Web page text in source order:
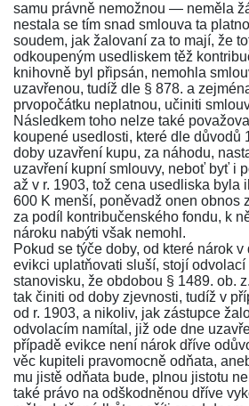
samu právně nemožnou — neměla
nestala se tím snad smlouva ta
soudem, jak žalovaní za to mají, že
odkoupeným usedliskem těž
knihovně byl připsán, nemohla
uzavřenou, tudíž dle § 878. a
prvopočátku neplatnou, učiniti
Následkem toho nelze také
koupené usedlosti, které dle důvodů
doby uzavření kupu, za náhodu,
uzavření kupní smlouvy, neboť byť i
až v r. 1903, tož cena usedliska byla
600 K menší, poněvadž onen obnos
za podíl kontribučenského fondu, k
nároku nabýti však nemohl.
Pokud se týče doby, od které nárok
evikci uplatňovati sluší, stojí odvolací
stanovisku, že obdobou § 1489. ob.
tak činiti od doby zjevnosti, tudíž v
od r. 1903, a nikoliv, jak zástupce
odvolacím namítal, již ode dne
případě evikce není nárok dříve
věc kupiteli pravomocně odňata,
mu jistě odňata bude, plnou jistotu
také právo na odškodněnou dříve